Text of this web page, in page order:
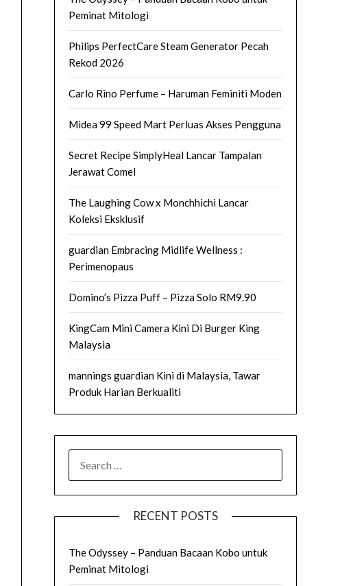
Peminat Mitologi
Philips PerfectCare Steam Generator Pecah
Rekod 2026
Carlo Rino Perfume – Haruman Feminiti Moden
Midea 99 Speed Mart Perluas Akses Pengguna
Secret Recipe SimplyHeal Lancar Tampalan
Jerawat Comel
The Laughing Cow x Monchhichi Lancar
Koleksi Eksklusif
guardian Embracing Midlife Wellness :
Perimenopaus
Domino’s Pizza Puff – Pizza Solo RM9.90
KingCam Mini Camera Kini Di Burger King
Malaysia
mannings guardian Kini di Malaysia, Tawar
Produk Harian Berkualiti
FOR:
RECENT POSTS
The Odyssey – Panduan Bacaan Kobo untuk
Peminat Mitologi